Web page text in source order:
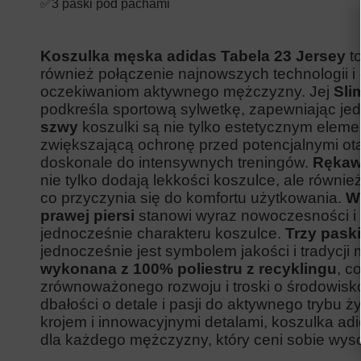
✅3 paski pod pachami
Koszulka męska adidas Tabela 23 Jersey
również połączenie najnowszych technologii
oczekiwaniom aktywnego mężczyzny. Jej
podkreśla sportową sylwetkę, zapewniając
szwy koszulki są nie tylko estetycznym
zwiększającą ochronę przed potencjalnymi
doskonale do intensywnych treningów.
nie tylko dodają lekkości koszulce, ale
co przyczynia się do komfortu użytkowania.
prawej piersi stanowi wyraz nowoczesności i
jednocześnie charakteru koszulce. Trzy paski
jednocześnie jest symbolem jakości i tradycji
wykonana z 100% poliestru z recyklingu,
zrównoważonego rozwoju i troski o
dbałości o detale i pasji do aktywnego trybu
krojem i innowacyjnymi detalami, koszulka
dla każdego mężczyzny, który ceni sobie